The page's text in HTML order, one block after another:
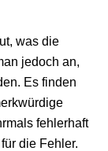
was die
jedoch an,
Es finden
fehlerhaft
die Fehler.